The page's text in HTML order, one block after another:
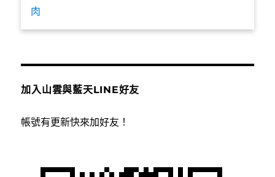
肉
加入山雲與藍天LINE好友
帳號有更新快來加好友！